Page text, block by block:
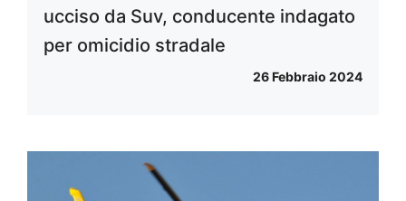
ucciso da Suv, conducente indagato
per omicidio stradale
26 Febbraio 2024